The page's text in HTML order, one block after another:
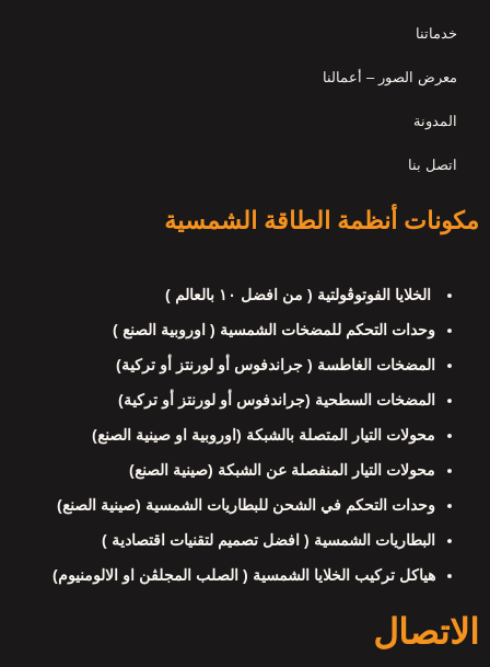
خدماتنا
معرض الصور – أعمالنا
المدونة
اتصل بنا
مكونات أنظمة الطاقة الشمسية
الخلايا الفوتوڤولتية ( من افضل ١٠ بالعالم )
وحدات التحكم للمضخات الشمسية ( اوروبية الصنع )
المضخات الغاطسة ( جراندفوس أو لورنتز أو تركية)
المضخات السطحية (جراندفوس أو لورنتز أو تركية)
محولات التيار المتصلة بالشبكة (اوروبية او صينية الصنع)
محولات التيار المنفصلة عن الشبكة (صينية الصنع)
وحدات التحكم في الشحن للبطاريات الشمسية (صينية الصنع)
البطاريات الشمسية ( افضل تصميم لتقنيات اقتصادية )
هياكل تركيب الخلايا الشمسية ( الصلب المجلڤن او الالومنيوم)
الاتصال